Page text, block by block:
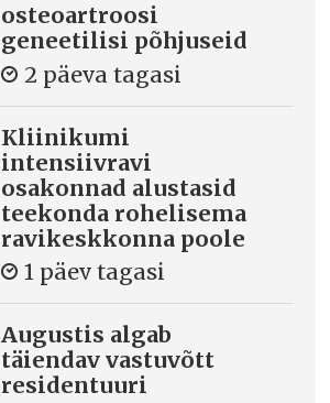
osteoartroosi
geneetilisi põhjuseid
2 päeva tagasi
Kliinikumi
intensiivravi
osakonnad alustasid
teekonda rohelisema
ravikeskkonna poole
1 päev tagasi
Augustis algab
täiendav vastuvõtt
residentuuri